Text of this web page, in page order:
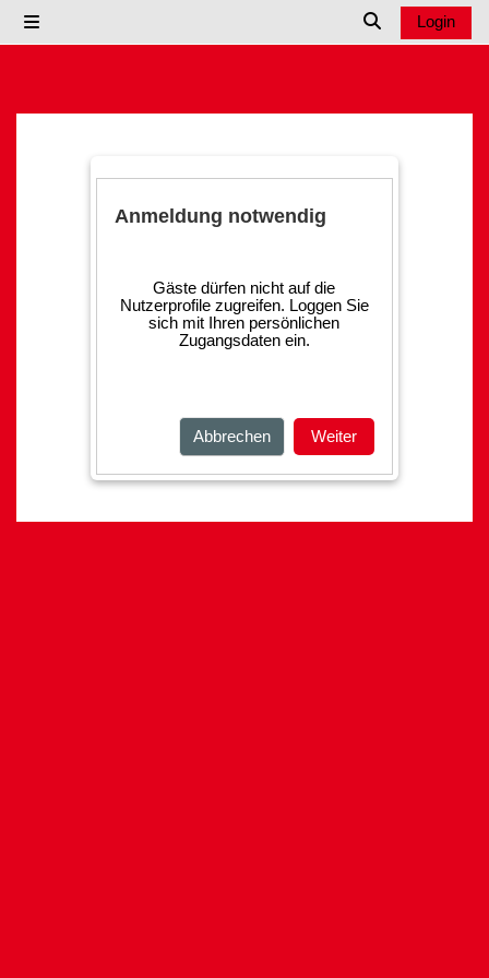
Sucheingabe
Login
Anmeldung notwendig
Gäste dürfen nicht auf die
Nutzerprofile zugreifen. Loggen Sie
sich mit Ihren persönlichen
Zugangsdaten ein.
Abbrechen Weiter